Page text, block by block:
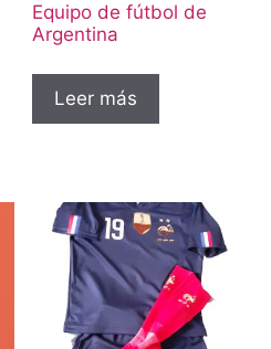
Equipo de fútbol de
Argentina
Leer más